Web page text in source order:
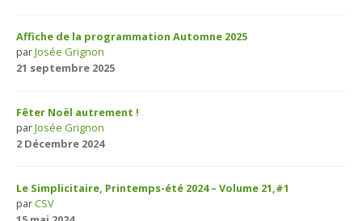
Affiche de la programmation Automne 2025
parJosée Grignon
21 septembre 2025
Fêter Noël autrement !
parJosée Grignon
2 Décembre 2024
Le Simplicitaire, Printemps-été 2024 – Volume 21,#1
par CSV